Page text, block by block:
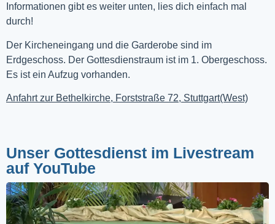
Informationen gibt es weiter unten, lies dich einfach mal
durch!
Der Kircheneingang und die Garderobe sind im
Erdgeschoss. Der Gottesdienstraum ist im 1. Obergeschoss.
Es ist ein Aufzug vorhanden.
Anfahrt zur Bethelkirche, Forststraße 72, Stuttgart(West)
Unser Gottesdienst im Livestream
auf YouTube